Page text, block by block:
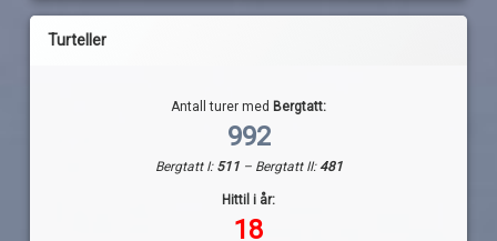
Turteller
Antall turer med Bergtatt:
992
Bergtatt I: 511 – Bergtatt II:481
Hittil i år:
18